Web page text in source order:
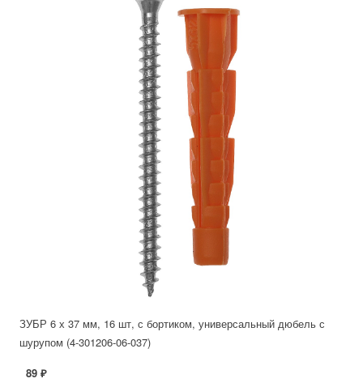
ЗУБР 6 х 37 мм, 16 шт, с бортиком, универсальный дюбель с
шурупом (4-301206-06-037)
89 ₽